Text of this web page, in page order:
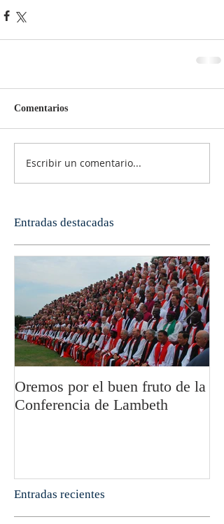
Comentarios
Escribir un comentario...
Entradas destacadas
Oremos por el buen fruto de la
Conferencia de Lambeth
Entradas recientes